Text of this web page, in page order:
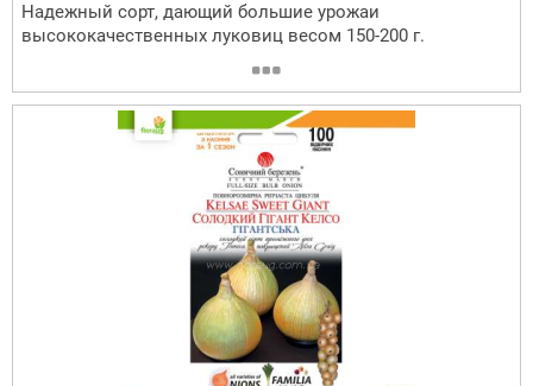
Надежный сорт, дающий большие урожаи
высококачественных луковиц весом 150-200 г.